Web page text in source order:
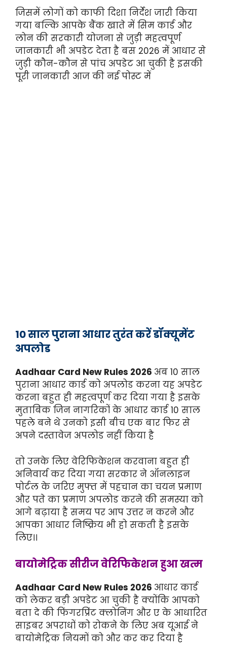
जिसमें लोगों को काफी दिशा निर्देश जारी किया
गया बल्कि आपके बैंक खाते में सिम कार्ड और
लोन की सरकारी योजना से जुड़ी महत्वपूर्ण
जानकारी भी अपडेट देता है बस 2026 में आधार से
जुड़ी कौन-कौन से पांच अपडेट आ चुकी है इसकी
पूरी जानकारी आज की नई पोस्ट में
10 साल पुराना आधार तुरंत करें डॉक्यूमेंट
अपलोड
Aadhaar Card New Rules 2026 अब 10 साल
पुराना आधार कार्ड को अपलोड करना यह अपडेट
करना बहुत ही महत्वपूर्ण कर दिया गया है इसके
मुताबिक जिन नागरिकों के आधार कार्ड 10 साल
पहले बने थे उनको इसी बीच एक बार फिर से
अपने दस्तावेज अपलोड नहीं किया है
तो उनके लिए वेरिफिकेशन करवाना बहुत ही
अनिवार्य कर दिया गया सरकार ने ऑनलाइन
पोर्टल के जरिए मुफ्त में पहचान का चयन प्रमाण
और पते का प्रमाण अपलोड करने की समस्या को
आगे बढ़ाया है समय पर आप उत्तर न करने और
आपका आधार निष्क्रिय भी हो सकती है इसके
लिए।।
बायोमेट्रिक सीरीज वेरिफिकेशन हुआ खत्म
Aadhaar Card New Rules 2026 आधार कार्ड
को लेकर बड़ी अपडेट आ चुकी है क्योंकि आपको
बता दे की फिंगरप्रिंट क्लोनिंग और ए के आधारित
साइबर अपराधों को रोकने के लिए अब यूआई ने
बायोमेट्रिक नियमों को और कर कर दिया है